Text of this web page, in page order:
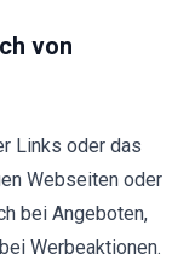
von
Links oder das
Webseiten oder
bei Angeboten,
Werbeaktionen.